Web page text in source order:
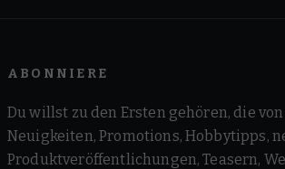
ABONNIERE
Du willst zu den Ersten gehören, die
Neuigkeiten, Promotions, Hobbytipps,
Produktveröffentlichungen, Teasern,